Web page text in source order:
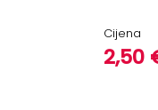
Cijena
2,50